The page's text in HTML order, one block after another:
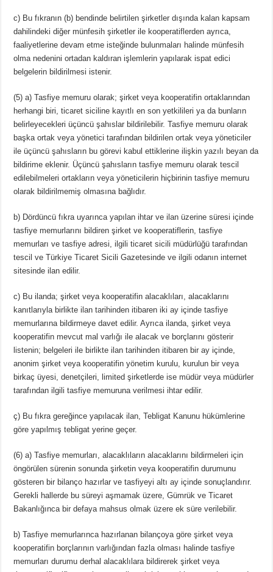
c) Bu fıkranın (b) bendinde belirtilen şirketler dışında kalan kapsam
dahilindeki diğer münfesih şirketler ile kooperatiflerden ayrıca,
faaliyetlerine devam etme isteğinde bulunmaları halinde münfesih
olma nedenini ortadan kaldıran işlemlerin yapılarak ispat edici
belgelerin bildirilmesi istenir.
(5) a) Tasfiye memuru olarak; şirket veya kooperatifin ortaklarından
herhangi biri, ticaret siciline kayıtlı en son yetkilileri ya da bunların
belirleyecekleri üçüncü şahıslar bildirilebilir. Tasfiye memuru olarak
başka ortak veya yönetici tarafından bildirilen ortak veya yöneticiler
ile üçüncü şahısların bu görevi kabul ettiklerine ilişkin yazılı beyan da
bildirime eklenir. Üçüncü şahısların tasfiye memuru olarak tescil
edilebilmeleri ortakların veya yöneticilerin hiçbirinin tasfiye memuru
olarak bildirilmemiş olmasına bağlıdır.
b) Dördüncü fıkra uyarınca yapılan ihtar ve ilan üzerine süresi içinde
tasfiye memurlarını bildiren şirket ve kooperatiflerin, tasfiye
memurları ve tasfiye adresi, ilgili ticaret sicili müdürlüğü tarafından
tescil ve Türkiye Ticaret Sicili Gazetesinde ve ilgili odanın internet
sitesinde ilan edilir.
c) Bu ilanda; şirket veya kooperatifin alacaklıları, alacaklarını
kanıtlarıyla birlikte ilan tarihinden itibaren iki ay içinde tasfiye
memurlarına bildirmeye davet edilir. Ayrıca ilanda, şirket veya
kooperatifin mevcut mal varlığı ile alacak ve borçlarını gösterir
listenin; belgeleri ile birlikte ilan tarihinden itibaren bir ay içinde,
anonim şirket veya kooperatifin yönetim kurulu, kurulun bir veya
birkaç üyesi, denetçileri, limited şirketlerde ise müdür veya müdürler
tarafından ilgili tasfiye memuruna verilmesi ihtar edilir.
ç) Bu fıkra gereğince yapılacak ilan, Tebligat Kanunu hükümlerine
göre yapılmış tebligat yerine geçer.
(6) a) Tasfiye memurları, alacaklıların alacaklarını bildirmeleri için
öngörülen sürenin sonunda şirketin veya kooperatifin durumunu
gösteren bir bilanço hazırlar ve tasfiyeyi altı ay içinde sonuçlandırır.
Gerekli hallerde bu süreyi aşmamak üzere, Gümrük ve Ticaret
Bakanlığınca bir defaya mahsus olmak üzere ek süre verilebilir.
b) Tasfiye memurlarınca hazırlanan bilançoya göre şirket veya
kooperatifin borçlarının varlığından fazla olması halinde tasfiye
memurları durumu derhal alacaklılara bildirerek şirket veya